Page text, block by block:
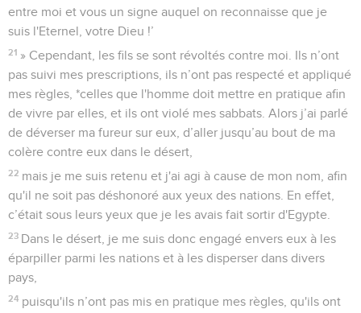
entre moi et vous un signe auquel on reconnaisse que je
suis l'Eternel, votre Dieu !’
21 » Cependant, les fils se sont révoltés contre moi. Ils n’ont
pas suivi mes prescriptions, ils n’ont pas respecté et appliqué
mes règles, *celles que l'homme doit mettre en pratique afin
de vivre par elles, et ils ont violé mes sabbats. Alors j’ai parlé
de déverser ma fureur sur eux, d’aller jusqu’au bout de ma
colère contre eux dans le désert,
22 mais je me suis retenu et j'ai agi à cause de mon nom, afin
qu'il ne soit pas déshonoré aux yeux des nations. En effet,
c’était sous leurs yeux que je les avais fait sortir d'Egypte.
23 Dans le désert, je me suis donc engagé envers eux à les
éparpiller parmi les nations et à les disperser dans divers
pays,
24 puisqu'ils n’ont pas mis en pratique mes règles, qu'ils ont